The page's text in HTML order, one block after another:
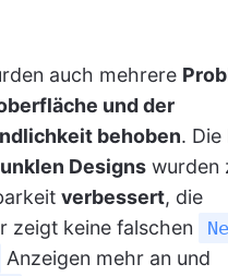
auch mehrere
und der
behoben. Die
Designswurden
verbessert, die
zeigt keine falschen
Anzeigen mehr an und